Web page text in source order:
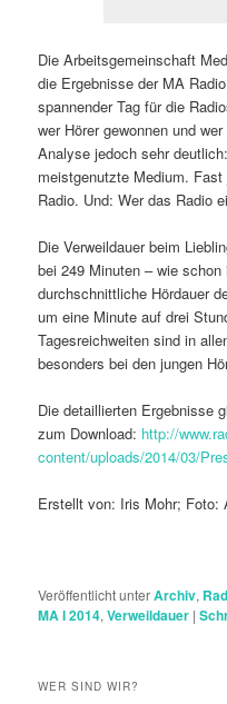
Die Arbeitsgemeinschaft
die Ergebnisse der MA
spannender Tag für die
wer Hörer gewonnen und
Analyse jedoch sehr
meistgenutzte Medium.
Radio. Und: Wer das Radio
Die Verweildauer beim
bei 249 Minuten – wie
durchschnittliche Hördauer
um eine Minute auf drei
Tagesreichweiten sind in
besonders bei den jungen
Die detaillierten Ergebnisse
zum Download: http://
content/uploads/2014/03/
Erstellt von: Iris Mohr; Foto:
Veröffentlicht unterArchiv,
MA I 2014,Verweildauer |
WER SIND WIR?